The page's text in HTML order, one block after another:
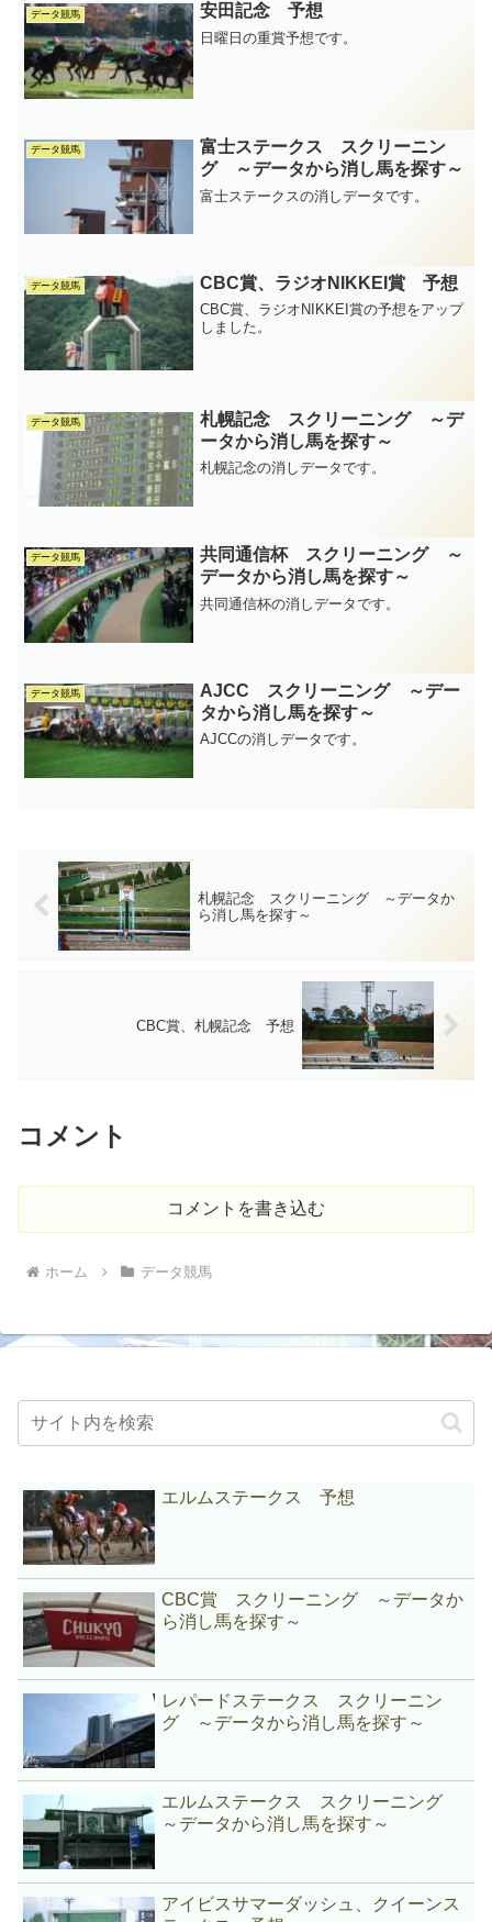
データ競馬 安田記念 予想
日曜日の重賞予想です。
データ競馬
富士ステークス スクリーニン
グ ～データから消し馬を探す～
富士ステークスの消しデータです。
データ競馬 CBC賞、ラジオNIKKEI賞 予想
CBC賞、ラジオNIKKEI賞の予想をアップ
しました。
データ競馬
札幌記念 スクリーニング ～デ
ータから消し馬を探す～
札幌記念の消しデータです。
データ競馬
共同通信杯 スクリーニング ～
データから消し馬を探す～
共同通信杯の消しデータです。
データ競馬
AJCC スクリーニング ～デー
タから消し馬を探す～
AJCCの消しデータです。
札幌記念 スクリーニング ～データか
ら消し馬を探す～
CBC賞、札幌記念 予想
コメント
コメントを書き込む
ホーム データ競馬
エルムステークス 予想
CBC賞 スクリーニング ～データか
ら消し馬を探す～
レパードステークス スクリーニン
グ ～データから消し馬を探す～
エルムステークス スクリーニング
～データから消し馬を探す～
アイビスサマーダッシュ、クイーンス